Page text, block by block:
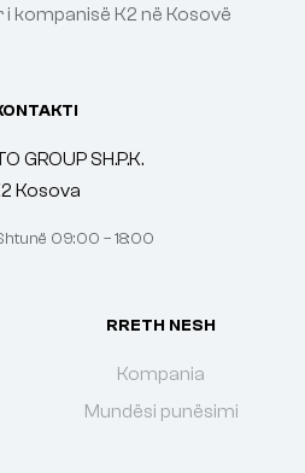
GROUP SH.P.K.
Kosova
09:00 – 18:00
RRETH NESH
Kompania
Mundësi punësimi
kompanisë K2 në Kosovë